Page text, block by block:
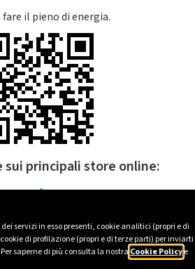
servizi in esso presenti, cookie analitici (propri e di
di profilazione (propri e di terze parti) per inviarti
saperne di più consulta la nostra Cookie Policye
fare il pieno di energia.
sui principali store online: